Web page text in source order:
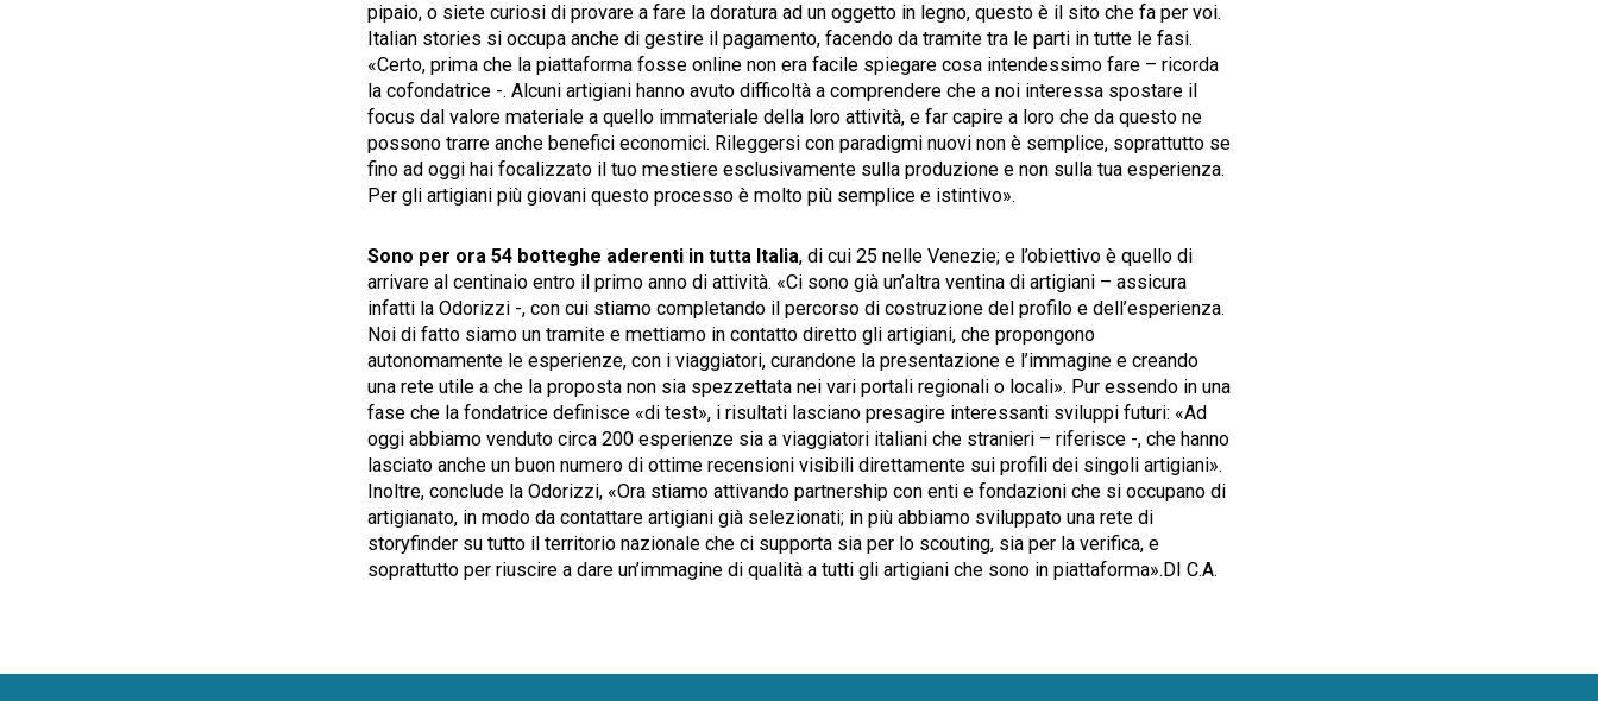
pipaio, o siete curiosi di provare a fare la doratura ad un oggetto in legno, questo è il sito che fa per voi.
Italian stories si occupa anche di gestire il pagamento, facendo da tramite tra le parti in tutte le fasi.
«Certo, prima che la piattaforma fosse online non era facile spiegare cosa intendessimo fare – ricorda
la cofondatrice -. Alcuni artigiani hanno avuto difficoltà a comprendere che a noi interessa spostare il
focus dal valore materiale a quello immateriale della loro attività, e far capire a loro che da questo ne
possono trarre anche benefici economici. Rileggersi con paradigmi nuovi non è semplice, soprattutto se
fino ad oggi hai focalizzato il tuo mestiere esclusivamente sulla produzione e non sulla tua esperienza.
Per gli artigiani più giovani questo processo è molto più semplice e istintivo».
Sono per ora 54 botteghe aderenti in tutta Italia, di cui 25 nelle Venezie; e l’obiettivo è quello di
arrivare al centinaio entro il primo anno di attività. «Ci sono già un’altra ventina di artigiani – assicura
infatti la Odorizzi -, con cui stiamo completando il percorso di costruzione del profilo e dell’esperienza.
Noi di fatto siamo un tramite e mettiamo in contatto diretto gli artigiani, che propongono
autonomamente le esperienze, con i viaggiatori, curandone la presentazione e l’immagine e creando
una rete utile a che la proposta non sia spezzettata nei vari portali regionali o locali». Pur essendo in una
fase che la fondatrice definisce «di test», i risultati lasciano presagire interessanti sviluppi futuri: «Ad
oggi abbiamo venduto circa 200 esperienze sia a viaggiatori italiani che stranieri – riferisce -, che hanno
lasciato anche un buon numero di ottime recensioni visibili direttamente sui profili dei singoli artigiani».
Inoltre, conclude la Odorizzi, «Ora stiamo attivando partnership con enti e fondazioni che si occupano di
artigianato, in modo da contattare artigiani già selezionati; in più abbiamo sviluppato una rete di
storyfinder su tutto il territorio nazionale che ci supporta sia per lo scouting, sia per la verifica, e
soprattutto per riuscire a dare un’immagine di qualità a tutti gli artigiani che sono in piattaforma».DI C.A.